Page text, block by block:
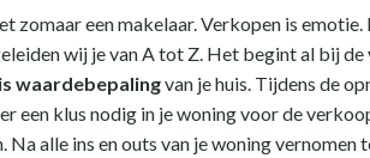
zomaar een makelaar. Verkopen is emotie.
wij je van A tot Z. Het begint al bij de
waardebepalingvan je huis. Tijdens de
een klus nodig in je woning voor de
alle ins en outs van je woning